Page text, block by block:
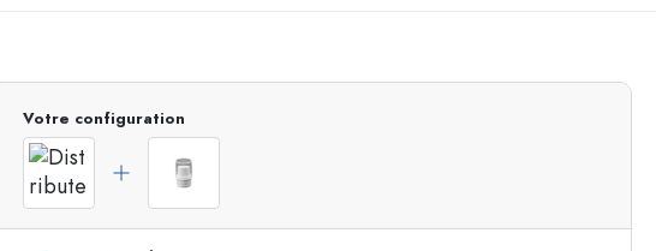
Bocaux
Votre configuration